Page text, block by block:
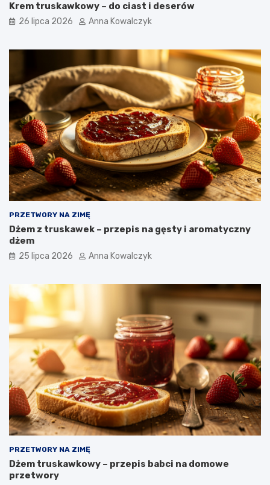
Krem truskawkowy – do ciast i deserów
26 lipca 2026 Anna Kowalczyk
PRZETWORY NA ZIMĘ
Dżem z truskawek – przepis na gęsty i aromatyczny
dżem
25 lipca 2026 Anna Kowalczyk
PRZETWORY NA ZIMĘ
Dżem truskawkowy – przepis babci na domowe
przetwory